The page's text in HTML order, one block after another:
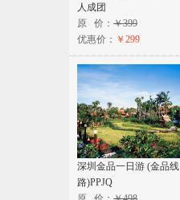
人成团
原 价： ￥399
优惠价： ￥299
深圳金品一日游 (金品线
路)PPJQ